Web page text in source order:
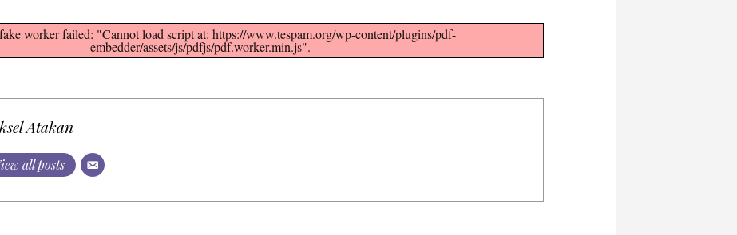
worker failed: "Cannot load script at: https://www.tespam.org/wp-content/plugins/pdf-
embedder/assets/js/pdfjs/pdf.worker.min.js".
Atakan
all posts